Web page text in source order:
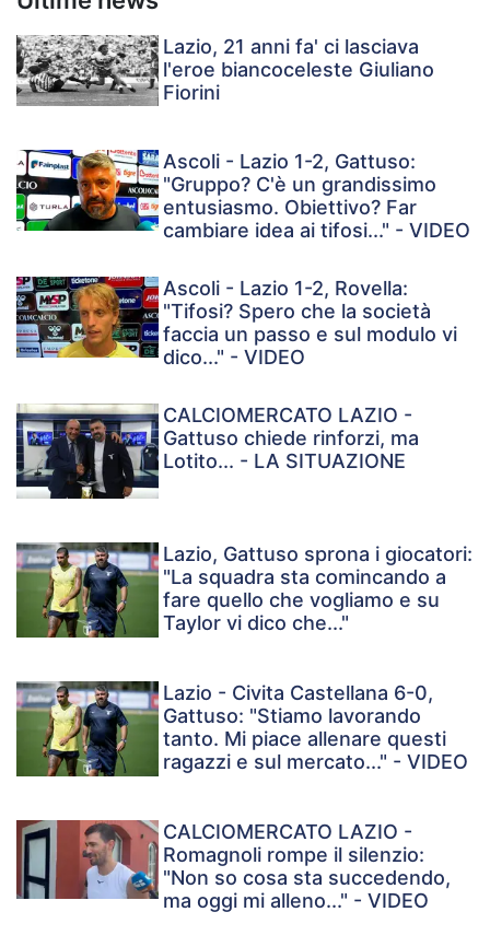
Lazio, 21 anni fa' ci lasciava
l'eroe biancoceleste Giuliano
Fiorini
Ascoli - Lazio 1-2, Gattuso:
"Gruppo? C'è un grandissimo
entusiasmo. Obiettivo? Far
cambiare idea ai tifosi..." - VIDEO
Ascoli - Lazio 1-2, Rovella:
"Tifosi? Spero che la società
faccia un passo e sul modulo vi
dico..." - VIDEO
CALCIOMERCATO LAZIO -
Gattuso chiede rinforzi, ma
Lotito... - LA SITUAZIONE
Lazio, Gattuso sprona i giocatori:
"La squadra sta comincando a
fare quello che vogliamo e su
Taylor vi dico che..."
Lazio - Civita Castellana 6-0,
Gattuso: "Stiamo lavorando
tanto. Mi piace allenare questi
ragazzi e sul mercato..." - VIDEO
CALCIOMERCATO LAZIO -
Romagnoli rompe il silenzio:
"Non so cosa sta succedendo,
ma oggi mi alleno..." - VIDEO